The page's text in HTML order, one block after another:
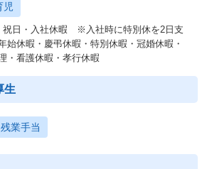
児
祝日・入社休暇 ※入社時に特別休を2日支
始休暇・慶弔休暇・特別休暇・冠婚休暇・
・看護休暇・孝行休暇
生
残業手当